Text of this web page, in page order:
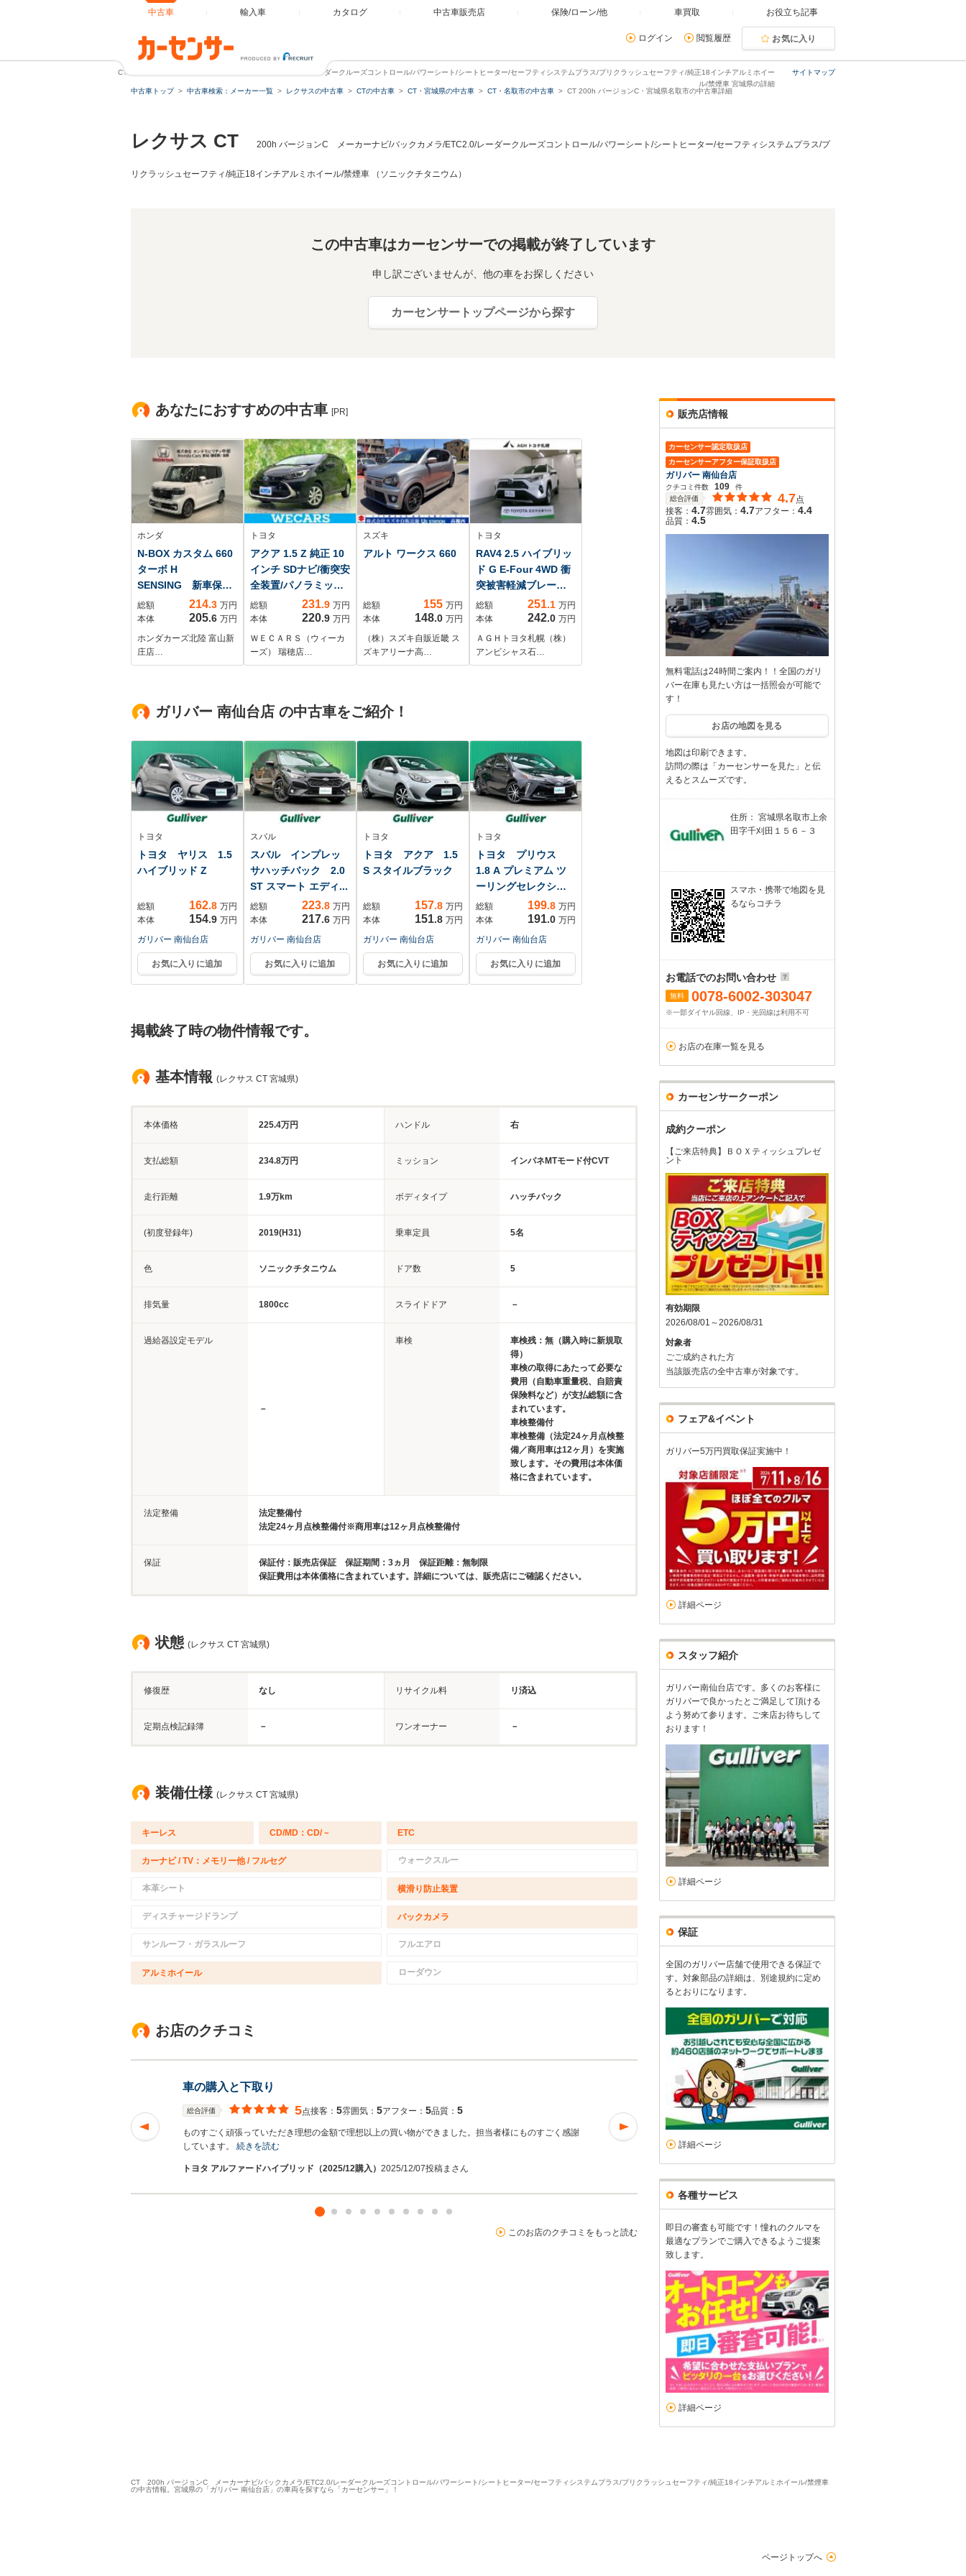
中古車 輸入車 カタログ 中古車販売店 保険/ローン/他 車買取 お役立ち記事
ログイン 閲覧履歴 お気に入り
サイトマップ
CT 200h バージョンC メーカーナビ/バックカメラ/ETC2.0/レーダークルーズコントロール/パワーシート/シートヒーター/セーフティシステムプラス/プリクラッシュセーフティ/純正18インチアルミホイー
ル/禁煙車 宮城県の詳細
中古車トップ
中古車検索：メーカー一覧 レクサスの中古車 CTの中古車 CT・宮城県の中古車 CT・名取市の中古車 CT 200h バージョンC・宮城県名取市の中古車詳細
レクサス CT 200h バージョンC メーカーナビ/バックカメラ/ETC2.0/レーダークルーズコントロール/パワーシート/シートヒーター/セーフティシステムプラス/プ
リクラッシュセーフティ/純正18インチアルミホイール/禁煙車 （ソニックチタニウム）
この中古車はカーセンサーでの掲載が終了しています
申し訳ございませんが、他の車をお探しください
カーセンサートップページから探す
あなたにおすすめの中古車 [PR]
ホンダ
N-BOX カスタム 660
ターボ H
SENSING 新車保
証 試乗車 ワンオ-
ナ- ナビVXM-
245ZFEi TV Rカメ
ラ BTオ-ディオ ド
ラレコ シ-トヒ-タ-
クルコン スマ-トキ-
総額 214.3 万円
本体
205.6 万円
ホンダカーズ北陸 富山新
庄店…
トヨタ
アクア 1.5 Z 純正 10
インチ SDナビ/衝突安
全装置/パノラミック
ビューモニター/車線
逸脱防止支援システ
ム/パーキングアシス
ト 自動操舵/ドライブ
レコーダー 前後/ヘッ
総額 231.9 万円
本体
220.9 万円
ＷＥＣＡＲＳ（ウィーカ
ーズ） 瑞穂店…
スズキ
アルト ワークス 660
総額 155 万円
本体
148.0 万円
（株）スズキ自販近畿 ス
ズキアリーナ高…
トヨタ
RAV4 2.5 ハイブリッ
ド G E-Four 4WD 衝
突被害軽減ブレーキ
付
総額 251.1 万円
本体
242.0 万円
ＡＧＨトヨタ札幌（株）
アンビシャス石…
ガリバー 南仙台店 の中古車をご紹介！
トヨタ
トヨタ ヤリス 1.5
ハイブリッド Z
総額 162.8 万円
本体
154.9 万円
ガリバー 南仙台店
お気に入りに追加
スバル
スバル インプレッ
サハッチバック 2.0
ST スマート エディ...
総額 223.8 万円
本体
217.6 万円
ガリバー 南仙台店
お気に入りに追加
トヨタ
トヨタ アクア 1.5
S スタイルブラック
総額 157.8 万円
本体
151.8 万円
ガリバー 南仙台店
お気に入りに追加
トヨタ
トヨタ プリウス
1.8 A プレミアム ツ
ーリングセレクショ
ン
総額 199.8 万円
本体
191.0 万円
ガリバー 南仙台店
お気に入りに追加
掲載終了時の物件情報です。
基本情報 (レクサス CT 宮城県)
本体価格 225.4万円 ハンドル 右
支払総額 234.8万円 ミッション インパネMTモード付CVT
走行距離 1.9万km ボディタイプ ハッチバック
(初度登録年) 2019(H31) 乗車定員 5名
色 ソニックチタニウム ドア数 5
排気量 1800cc スライドドア －
過給器設定モデル
－
車検
車検残：無（購入時に新規取
得）
車検の取得にあたって必要な
費用（自動車重量税、自賠責
保険料など）が支払総額に含
まれています。
車検整備付
車検整備（法定24ヶ月点検整
備／商用車は12ヶ月）を実施
致します。その費用は本体価
格に含まれています。
法定整備
法定整備付
法定24ヶ月点検整備付※商用車は12ヶ月点検整備付
保証
保証付：販売店保証 保証期間：3ヵ月 保証距離：無制限
保証費用は本体価格に含まれています。詳細については、販売店にご確認ください。
状態 (レクサス CT 宮城県)
修復歴 なし リサイクル料 リ済込
定期点検記録簿 － ワンオーナー －
装備仕様 (レクサス CT 宮城県)
キーレス CD/MD：CD/－ ETC
カーナビ / TV：メモリー他 / フルセグ ウォークスルー
本革シート 横滑り防止装置
ディスチャージドランプ バックカメラ
サンルーフ・ガラスルーフ フルエアロ
アルミホイール ローダウン
お店のクチコミ
車の購入と下取り
総合評価 5点接客： 5雰囲気： 5アフター： 5品質： 5
ものすごく頑張っていただき理想の金額で理想以上の買い物ができました。担当者様にものすごく感謝
しています。 続きを読む
トヨタ アルファードハイブリッド（2025/12購入） 2025/12/07投稿まさん
車の査定
総合評価
納得のいく金額で取引させていただきました。
このお店のクチコミをもっと読む
販売店情報
カーセンサー認定取扱店
カーセンサーアフター保証取扱店
ガリバー 南仙台店
クチコミ件数 109
件
総合評価
4.7点
接客： 4.7雰囲気： 4.7アフター： 4.4
品質： 4.5
無料電話は24時間ご案内！！全国のガリ
バー在庫も見たい方は一括照会が可能で
す！
お店の地図を見る
地図は印刷できます。
訪問の際は「カーセンサーを見た」と伝
えるとスムーズです。
住所： 宮城県名取市上余
田字千刈田１５６－３
スマホ・携帯で地図を見
るならコチラ
お電話でのお問い合わせ
無料 0078-6002-303047
※一部ダイヤル回線、IP・光回線は利用不可
お店の在庫一覧を見る
カーセンサークーポン
成約クーポン
【ご来店特典】ＢＯＸティッシュプレゼ
ント
有効期限
2026/08/01～2026/08/31
対象者
ごご成約された方
当該販売店の全中古車が対象です。
フェア&イベント
ガリバー5万円買取保証実施中！
詳細ページ
スタッフ紹介
ガリバー南仙台店です。多くのお客様に
ガリバーで良かったとご満足して頂ける
よう努めて参ります。ご来店お待ちして
おります！
詳細ページ
保証
全国のガリバー店舗で使用できる保証で
す。対象部品の詳細は、別途規約に定め
るとおりになります。
詳細ページ
各種サービス
即日の審査も可能です！憧れのクルマを
最適なプランでご購入できるようご提案
致します。
詳細ページ
CT 200h バージョンC メーカーナビ/バックカメラ/ETC2.0/レーダークルーズコントロール/パワーシート/シートヒーター/セーフティシステムプラス/プリクラッシュセーフティ/純正18インチアルミホイール/禁煙車
の中古情報。宮城県の「ガリバー 南仙台店」の車両を探すなら「カーセンサー」！
ページトップへ